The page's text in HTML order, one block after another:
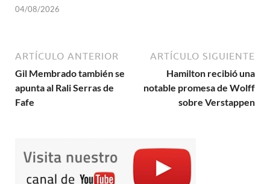
04/08/2026
ARTÍCULO ANTERIOR
Gil Membrado también se
apunta al Rali Serras de
Fafe
ARTÍCULO SIGUIENTE
Hamilton recibió una
notable promesa de Wolff
sobre Verstappen